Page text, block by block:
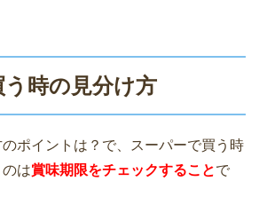
時の見分け方
ポイントは？で、スーパーで買う時
は賞味期限をチェックすることで